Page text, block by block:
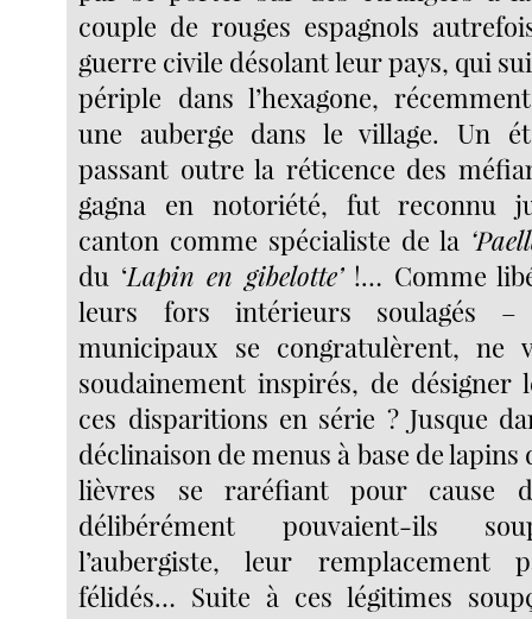
couple de rouges espagnols
guerre civile désolant leur pays, qui
périple dans l’hexagone,
une auberge dans le village. Un
passant outre la réticence des
gagna en notoriété, fut reconnu
canton comme spécialiste de la
du ‘Lapin en gibelotte’!… Comme
leurs fors intérieurs soulagés –
municipaux se congratulèrent, ne
soudainement inspirés, de désigner
ces disparitions en série ? Jusque
déclinaison de menus à base de lapins
lièvres se raréfiant pour cause
délibérément pouvaient-ils
l’aubergiste, leur remplacement
félidés… Suite à ces légitimes